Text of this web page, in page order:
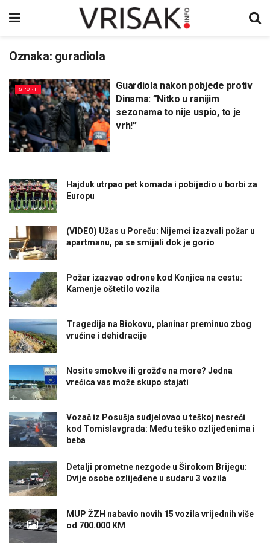
Oznaka: guradiola
SPORT
Guardiola nakon pobjede protiv
Dinama: ”Nitko u ranijim
sezonama to nije uspio, to je
vrh!”
Hajduk utrpao pet komada i pobijedio u borbi za
Europu
(VIDEO) Užas u Poreču: Nijemci izazvali požar u
apartmanu, pa se smijali dok je gorio
Požar izazvao odrone kod Konjica na cestu:
Kamenje oštetilo vozila
Tragedija na Biokovu, planinar preminuo zbog
vrućine i dehidracije
Nosite smokve ili grožđe na more? Jedna
vrećica vas može skupo stajati
Vozač iz Posušja sudjelovao u teškoj nesreći
kod Tomislavgrada: Među teško ozlijeđenima i
beba
Detalji prometne nezgode u Širokom Brijegu:
Dvije osobe ozlijeđene u sudaru 3 vozila
MUP ŽZH nabavio novih 15 vozila vrijednih više
od 700.000 KM